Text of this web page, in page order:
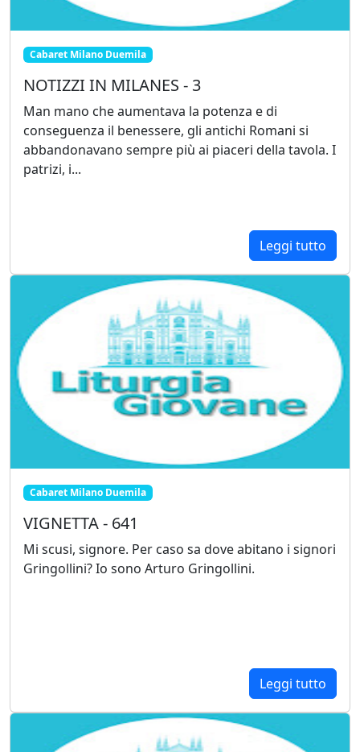
Cabaret Milano Duemila
NOTIZZI IN MILANES - 3
Man mano che aumentava la potenza e di
conseguenza il benessere, gli antichi Romani si
abbandonavano sempre più ai piaceri della tavola. I
patrizi, i...
Leggi tutto
Cabaret Milano Duemila
VIGNETTA - 641
Mi scusi, signore. Per caso sa dove abitano i signori
Gringollini? Io sono Arturo Gringollini.
Leggi tutto